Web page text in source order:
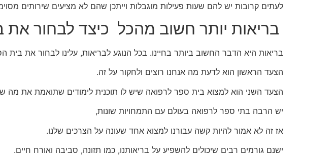
לעתים קרובות יש להם שעות פעילות מוגבלות וייתכן שהם לא מציעים שירותים
בריאות יותר חשוב מהכל כיצד לבחור
בריאות היא הדבר החשוב ביותר בחיינו. בכל הנוגע לבריאות, עלינו לבחור את בית
הצעד הראשון הוא לדעת מה אנחנו רוצים ולחקור על זה.
הצעד השני הוא למצוא בית ספר לרפואה שיש לו תוכנית לימודים שתואמת את מה
יש הרבה בתי ספר לרפואה בעולם עם התמחויות שונות,
אז זה לא אמור להיות קשה עבורנו למצוא אחד שעונה על הצרכים שלנו.
ישנם גורמים רבים שיכולים להשפיע על בריאותנו, כמו תזונה, סביבה ואורח חיים.